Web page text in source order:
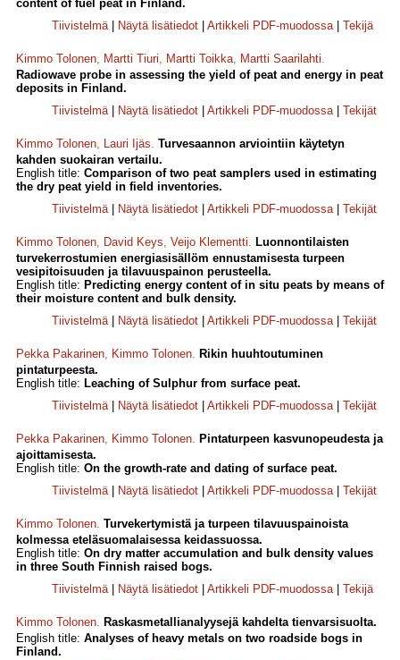
content of fuel peat in Finland.
Tiivistelmä| Näytä lisätiedot Artikkeli PDF-muodossa| Tekijä
Kimmo Tolonen, Martti Tiuri, Martti Toikka, Martti Saarilahti.
Radiowave probe in assessing the yield of peat and energy in peat
deposits in Finland.
Tiivistelmä| Näytä lisätiedot Artikkeli PDF-muodossa| Tekijät
Kimmo Tolonen, Lauri Ijäs. Turvesaannon arviointiin käytetyn
kahden suokairan vertailu.
English title: Comparison of two peat samplers used in estimating
the dry peat yield in field inventories.
Tiivistelmä| Näytä lisätiedot Artikkeli PDF-muodossa| Tekijät
Kimmo Tolonen, David Keys, Veijo Klementti. Luonnontilaisten
turvekerrostumien energiasisällöm ennustamisesta turpeen
vesipitoisuuden ja tilavuuspainon perusteella.
English title: Predicting energy content of in situ peats by means of
their moisture content and bulk density.
Tiivistelmä| Näytä lisätiedot Artikkeli PDF-muodossa| Tekijät
Pekka Pakarinen, Kimmo Tolonen. Rikin huuhtoutuminen
pintaturpeesta.
English title: Leaching of Sulphur from surface peat.
Tiivistelmä| Näytä lisätiedot Artikkeli PDF-muodossa| Tekijät
Pekka Pakarinen, Kimmo Tolonen. Pintaturpeen kasvunopeudesta ja
ajoittamisesta.
English title: On the growth-rate and dating of surface peat.
Tiivistelmä| Näytä lisätiedot Artikkeli PDF-muodossa| Tekijät
Kimmo Tolonen. Turvekertymistä ja turpeen tilavuuspainoista
kolmessa eteläsuomalaisessa keidassuossa.
English title: On dry matter accumulation and bulk density values
in three South Finnish raised bogs.
Tiivistelmä| Näytä lisätiedot Artikkeli PDF-muodossa| Tekijä
Kimmo Tolonen. Raskasmetallianalyysejä kahdelta tienvarsisuolta.
English title: Analyses of heavy metals on two roadside bogs in
Finland.